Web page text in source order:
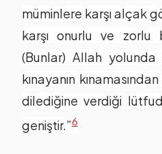
müminlere karşı alçak
karşı onurlu ve zorlu
(Bunlar) Allah
kınayanın
dilediğine verdiği
geniştir.”6